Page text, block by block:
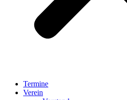
Termine
Verein